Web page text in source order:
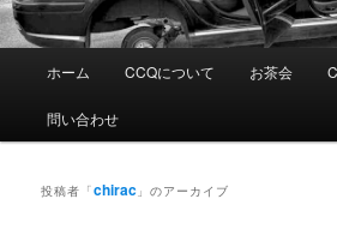
メ
ホーム CCQについて お茶会
問い合わせ
投稿者「chirac 」のアーカイブ